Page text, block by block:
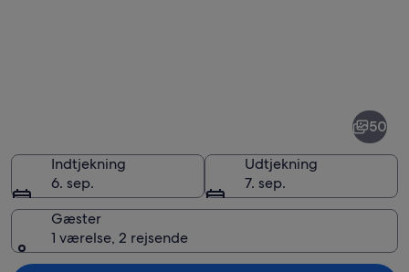
50
Indtjekning
6. sep.
Udtjekning
7. sep.
Gæster
1 værelse, 2 rejsende